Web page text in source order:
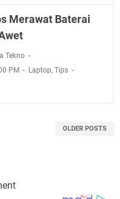
Merawat Baterai
Tekno
PM
Laptop, Tips
OLDER POSTS